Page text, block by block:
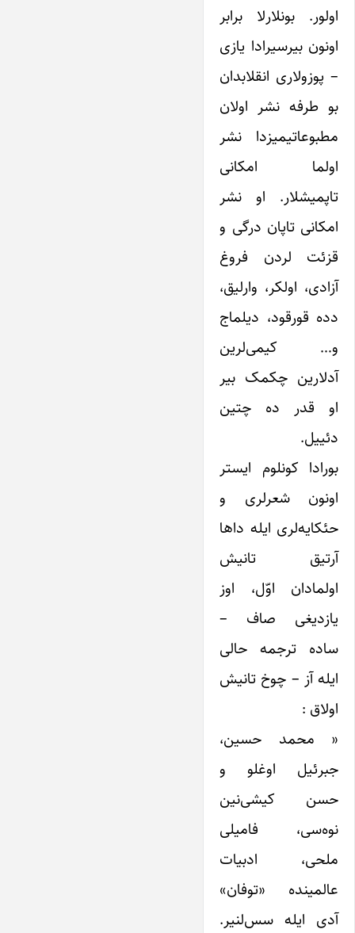
اولور. بونلارلا برابر
اونون بیر‌سیرادا یازی
– پوزولاری انقلابدان
بو طرفه نشر اولان
مطبوعاتیمیزدا نشر
اولما امکانی
تاپمیشلار. او نشر
امکانی تاپان درگی و
قزئت لردن فروغ
آزادی، اولکر، وارلیق،
دده قورقود، دیلماج
و… کیمی‌لرین
آدلارین چکمک بیر
او قدر ده چتین
دئییل.
بورادا کونلوم ایستر
اونون شعرلری و
حئکایه‌لری ایله داها
آرتیق تانیش
اولمادان اوّل، اوز
یازدیغی صاف –
ساده ترجمه حالی
ایله آز – چوخ تانیش
اولاق :
« محمد حسین،
جبرئیل اوغلو و
حسن کیشی‌نین
نوه‌سی، فامیلی
ملحی، ادبیات
عالمینده «توفان»
آدی ایله سس‌لنیر.